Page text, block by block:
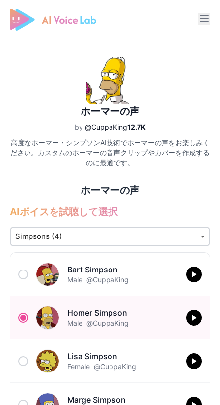
Free AI Cover & AI Voice Over
ホーマーの声
by @CuppaKing12.7K
高度なホーマー・シンプソンAI技術でホーマーの声をお楽しみく
ださい。カスタムのホーマーの音声クリップやカバーを作成する
のに最適です。
ホーマーの声
AIボイスを試聴して選択
Bart Simpson
Male @CuppaKing
Homer Simpson
Male @CuppaKing
Lisa Simpson
Female @CuppaKing
Marge Simpson